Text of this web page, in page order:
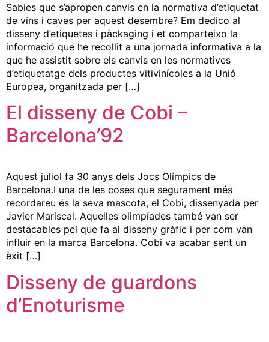
Sabies que s’apropen canvis en la normativa d’etiquetat
de vins i caves per aquest desembre? Em dedico al
disseny d’etiquetes i pàckaging i et comparteixo la
informació que he recollit a una jornada informativa a la
que he assistit sobre els canvis en les normatives
d’etiquetatge dels productes vitivinícoles a la Unió
Europea, organitzada per […]
El disseny de Cobi –
Barcelona’92
Aquest juliol fa 30 anys dels Jocs Olímpics de
Barcelona.I una de les coses que segurament més
recordareu és la seva mascota, el Cobi, dissenyada per
Javier Mariscal. Aquelles olimpíades també van ser
destacables pel que fa al disseny gràfic i per com van
influir en la marca Barcelona. Cobi va acabar sent un
èxit […]
Disseny de guardons
d’Enoturisme